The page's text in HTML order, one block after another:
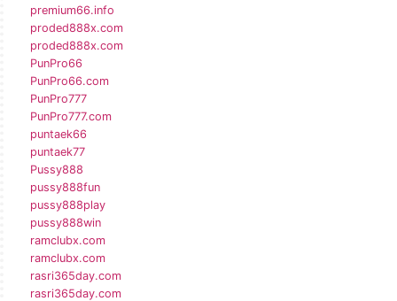
premium66.info
proded888x.com
proded888x.com
PunPro66
PunPro66.com
PunPro777
PunPro777.com
puntaek66
puntaek77
Pussy888
pussy888fun
pussy888play
pussy888win
ramclubx.com
ramclubx.com
rasri365day.com
rasri365day.com